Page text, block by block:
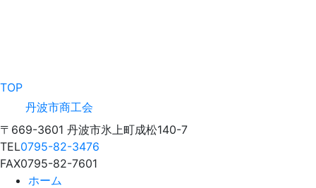
TOP
丹波市商工会
〒669-3601 丹波市氷上町成松140-7
TEL0795-82-3476
FAX0795-82-7601
ホーム